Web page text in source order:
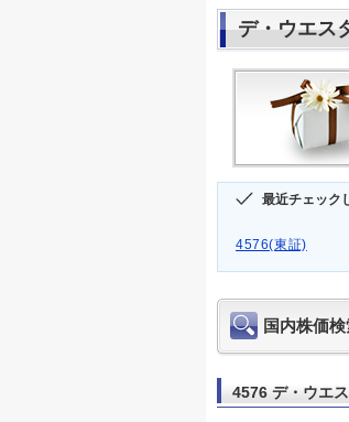
デ・ウエス
最近チェック
4576(東証)